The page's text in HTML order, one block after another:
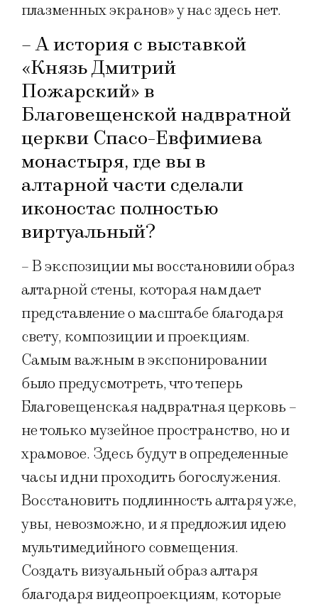
плазменных экранов» у нас здесь нет.
– А история с выставкой
«Князь Дмитрий
Пожарский» в
Благовещенской надвратной
церкви Спасо-Евфимиева
монастыря, где вы в
алтарной части сделали
иконостас полностью
виртуальный?
– В экспозиции мы восстановили образ
алтарной стены, которая нам дает
представление о масштабе благодаря
свету, композиции и проекциям.
Самым важным в экспонировании
было предусмотреть, что теперь
Благовещенская надвратная церковь –
не только музейное пространство, но и
храмовое. Здесь будут в определенные
часы и дни проходить богослужения.
Восстановить подлинность алтаря уже,
увы, невозможно, и я предложил идею
мультимедийного совмещения.
Создать визуальный образ алтаря
благодаря видеопроекциям, которые